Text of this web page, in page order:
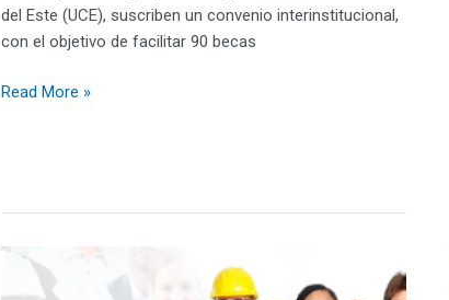
del Este (UCE), suscriben un convenio interinstitucional,
con el objetivo de facilitar 90 becas
Read More »